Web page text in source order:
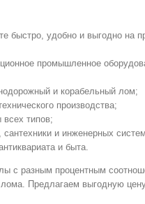
быстро, удобно и выгодно на
промышленное
и корабельный лом;
производства;
всех типов;
и инженерных
и быта.
с разным процентным
Предлагаем выгодную